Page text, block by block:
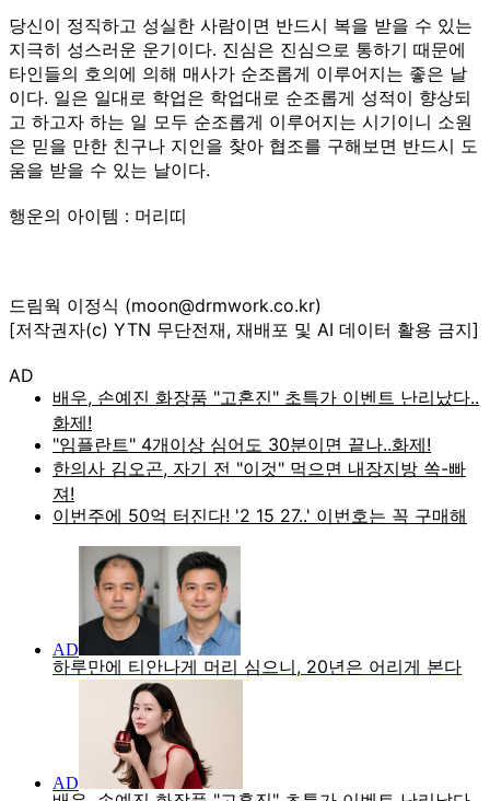
당신이 정직하고 성실한 사람이면 반드시 복을 받을 수 있는
지극히 성스러운 운기이다. 진심은 진심으로 통하기 때문에
타인들의 호의에 의해 매사가 순조롭게 이루어지는 좋은 날
이다. 일은 일대로 학업은 학업대로 순조롭게 성적이 향상되
고 하고자 하는 일 모두 순조롭게 이루어지는 시기이니 소원
은 믿을 만한 친구나 지인을 찾아 협조를 구해보면 반드시 도
움을 받을 수 있는 날이다.
행운의 아이템 : 머리띠
드림웍 이정식 (moon@drmwork.co.kr)
[저작권자(c) YTN 무단전재, 재배포 및 AI 데이터 활용 금지]
AD